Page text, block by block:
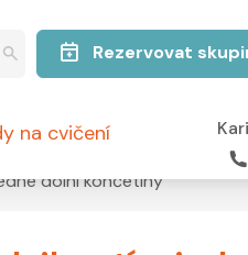
Rezervovat
na cvičení
dolní končetiny